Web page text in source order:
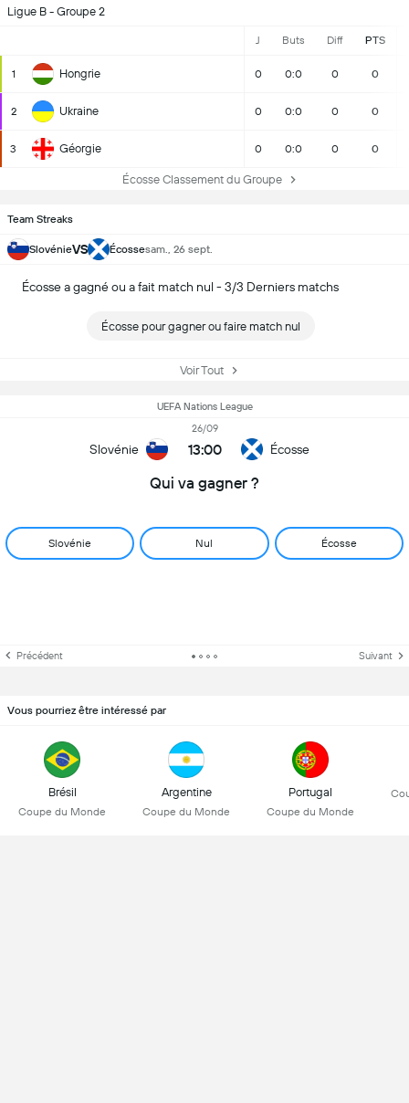
Ligue B - Groupe 2
J Buts Diff PTS
1 Hongrie 0 0:0 0 0
2 Ukraine 0 0:0 0 0
3 Géorgie 0 0:0 0 0
Écosse Classement du Groupe
Team Streaks
SlovénieVS Écossesam., 26 sept.
Écosse a gagné ou a fait match nul - 3/3 Derniers matchs
Écosse pour gagner ou faire match nul
Voir Tout
UEFA Nations League
Slovénie
26/09
13:00 Écosse
Qui va gagner ?
Slovénie Nul Écosse
Précédent Suivant
Vous pourriez être intéressé par
Brésil
Coupe du Monde
Argentine
Coupe du Monde
Portugal
Coupe du Monde